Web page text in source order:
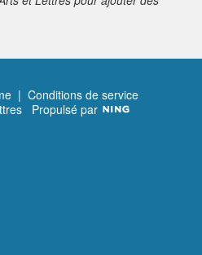
| Conditions de service
Propulsé par